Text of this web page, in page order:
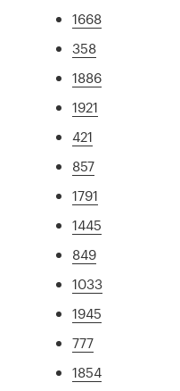
1668
358
1886
1921
421
857
1791
1445
849
1033
1945
777
1854